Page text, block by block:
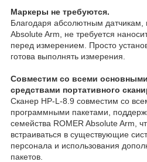
Маркеры не требуются.
Благодаря абсолютным
Absolute Arm, не требуется
перед измерением. Просто
готова выполнять измерения.
Совместим со всеми
средствами портативного
Сканер HP-L-8.9 совместим со
программными пакетами,
семейства ROMER Absolute Arm,
встраиваться в существующие
персонала и использования
пакетов.